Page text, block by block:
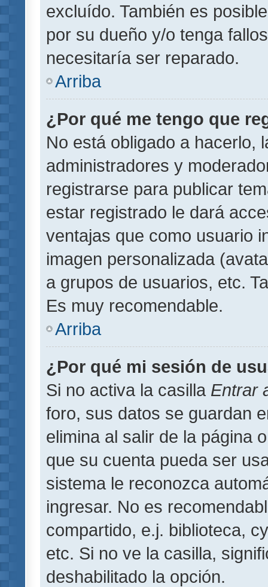
excluído. También es
por su dueño y/o tenga
necesitaría ser reparado.
Arriba
¿Por qué me tengo que
No está obligado a hacerlo,
administradores y
registrarse para publicar
estar registrado le dará
ventajas que como usuario
imagen personalizada
a grupos de usuarios, etc.
Es muy recomendable.
Arriba
¿Por qué mi sesión de
Si no activa la casilla Entrar
foro, sus datos se guardan
elimina al salir de la página
que su cuenta pueda ser
sistema le reconozca
ingresar. No es
compartido, e.j. biblioteca,
etc. Si no ve la casilla,
deshabilitado la opción.